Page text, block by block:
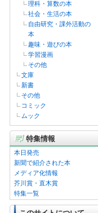
理科・算数の本
社会・生活の本
自由研究・課外活動の
本
趣味・遊びの本
学習漫画
その他
文庫
新書
その他
コミック
ムック
特集情報
本日発売
新聞で紹介された本
メディア化情報
芥川賞・直木賞
特集一覧